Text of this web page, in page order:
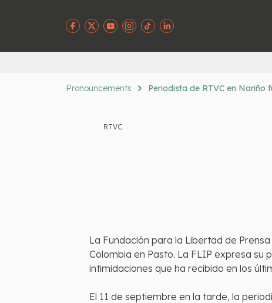
Pronouncements Periodista de RTVC en Nariño
RTVC
La Fundación para la Libertad de
Colombia en Pasto. La FLIP expresa
intimidaciones que ha recibido en los
El 11 de septiembre en la tarde, la